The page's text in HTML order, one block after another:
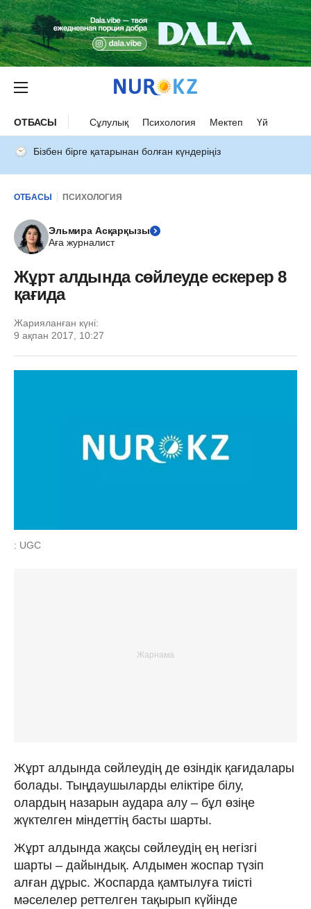
ОТБАСЫ Сұлулық Психология Мектеп Үй
Бізбен бірге қатарынан болған күндеріңіз
ОТБАСЫ ПСИХОЛОГИЯ
Эльмира Асқарқызы
Аға журналист
Жұрт алдында сөйлеуде ескерер 8
қағида
Жарияланған күні:
9 ақпан 2017, 10:27
: UGC
Жұрт алдында сөйлеудің де өзіндік қағидалары
болады. Тыңдаушыларды еліктіре білу,
олардың назарын аудара алу – бұл өзіңе
жүктелген міндеттің басты шарты.
Жұрт алдында жақсы сөйлеудің ең негізгі
шарты – дайындық. Алдымен жоспар түзіп
алған дұрыс. Жоспарда қамтылуға тиісті
мәселелер реттелген тақырып күйінде